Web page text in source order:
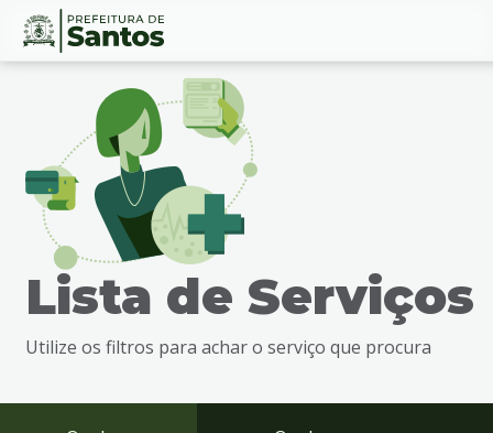
Ir
busca
Ir
Conteúdo
Lista de Serviços
Utilize os filtros para achar o serviço que procura